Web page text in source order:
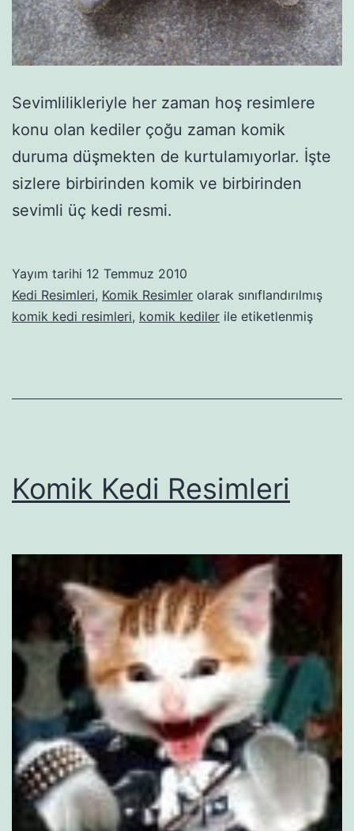
Sevimlilikleriyle her zaman hoş resimlere
konu olan kediler çoğu zaman komik
duruma düşmekten de kurtulamıyorlar. İşte
sizlere birbirinden komik ve birbirinden
sevimli üç kedi resmi.
Yayım tarihi 12 Temmuz 2010
Kedi Resimleri, Komik Resimler olarak sınıflandırılmış
komik kedi resimleri, komik kediler ile etiketlenmiş
Komik Kedi Resimleri